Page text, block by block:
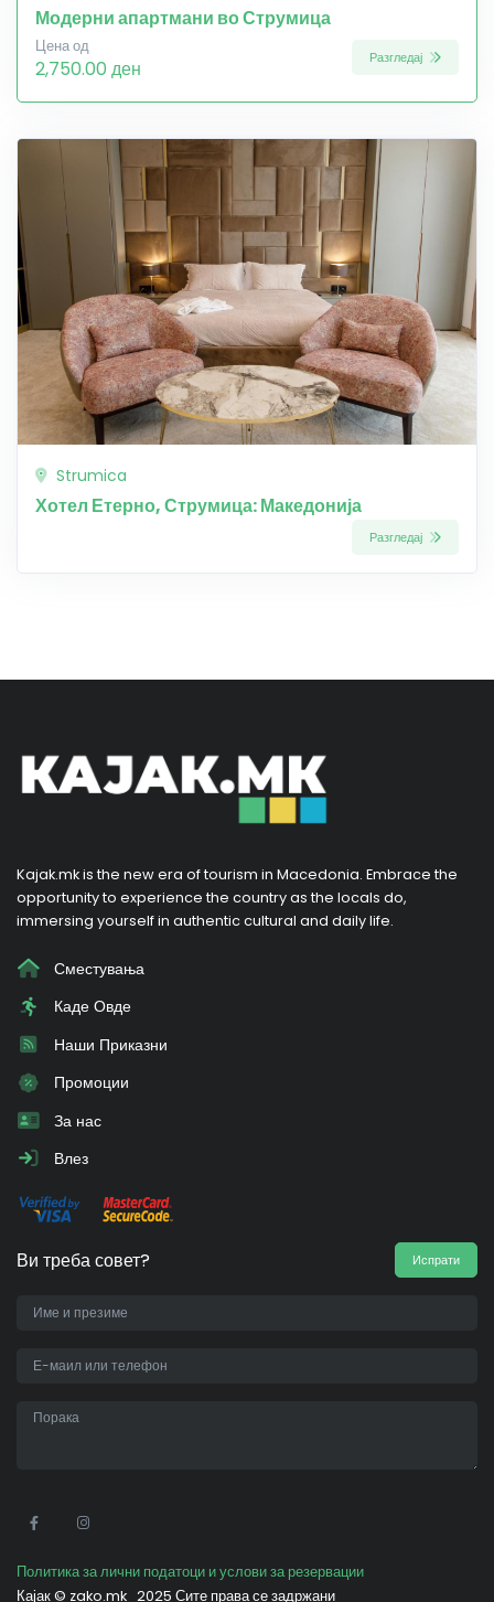
Модерни апартмани во Струмица
Цена од
2,750.00 ден Разгледај
Strumica
Хотел Етерно, Струмица: Македонија
Разгледај
Kajak.mk is the new era of tourism in Macedonia. Embrace the
opportunity to experience the country as the locals do,
immersing yourself in authentic cultural and daily life.
Сместувања
Каде Овде
Наши Приказни
Промоции
За нас
Влез
Ви треба совет? Испрати
Политика за лични податоци и услови за резервации
Кајак © zako.mk 2025 Сите права се задржани